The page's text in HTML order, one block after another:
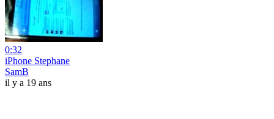
0:32
iPhone Stephane
SamB
il y a 19 ans